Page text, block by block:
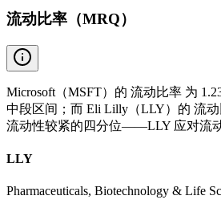
流动比率（MRQ）
Microsoft（MSFT）的 流动比率 为
中段区间；而 Eli Lilly（LLY）的 流
流动性较紧的四分位——LLY 应对流
LLY
Pharmaceuticals, Biotechnology & Life